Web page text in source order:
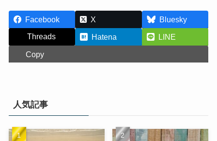
Facebook X
Bluesky
Threads
Hatena
LINE
Copy
人気記事